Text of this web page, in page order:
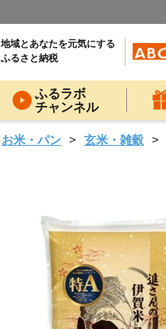
地域とあなたを元気にする
ふるさと納税
ふるラボ
チャンネル
お米・パン 玄米・雑穀